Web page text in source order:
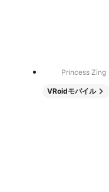
Princess Zing
VRoidモバイル